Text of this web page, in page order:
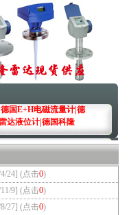
国E+H电磁流量计|德
达液位计|德国科隆
4/24] (点击0)
11/9] (点击0)
8/27] (点击0)